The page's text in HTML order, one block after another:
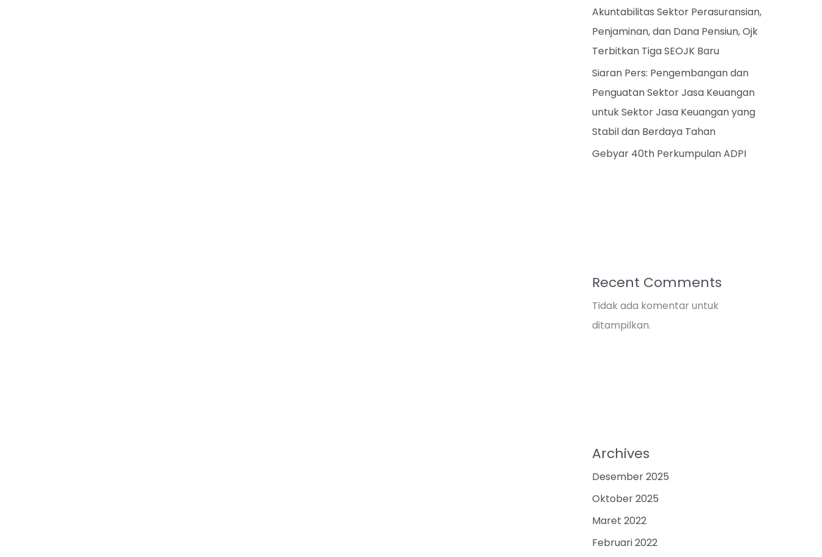
Akuntabilitas Sektor Perasuransian,
Penjaminan, dan Dana Pensiun, Ojk
Terbitkan Tiga SEOJK Baru
Siaran Pers: Pengembangan dan
Penguatan Sektor Jasa Keuangan
untuk Sektor Jasa Keuangan yang
Stabil dan Berdaya Tahan
Gebyar 40th Perkumpulan ADPI
Recent Comments
Tidak ada komentar untuk
ditampilkan.
Archives
Desember 2025
Oktober 2025
Maret 2022
Februari 2022